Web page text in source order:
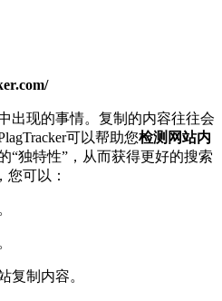
出现的事情。复制的内容往往会
可以帮助您检测网站内
“独特性”，从而获得更好的搜索
您可以：
复制内容。